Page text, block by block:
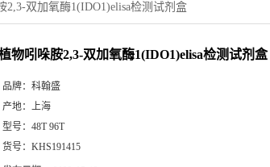
2,3-双加氧酶1(IDO1)elisa检测试剂盒
物吲哚胺2,3-双加氧酶1(IDO1)elisa检测试剂盒
品牌： 科翰盛
产地： 上海
型号： 48T 96T
货号： KHS191415